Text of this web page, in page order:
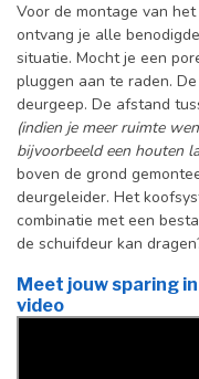
Voor de montage van
ontvang je alle
situatie. Mocht je een
pluggen aan te raden.
deurgeep. De afstand
(indien je meer ruimte
bijvoorbeeld een houten
boven de grond
deurgeleider. Het
combinatie met een
de schuifdeur kan
Meet jouw sparing
video